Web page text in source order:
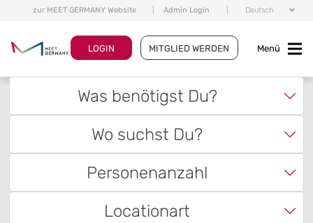
zur MEET GERMANY Website Admin Login Deutsch
LOGIN MITGLIED WERDEN Menü
Was benötigst Du?
Wo suchst Du?
Personenanzahl
Locationart